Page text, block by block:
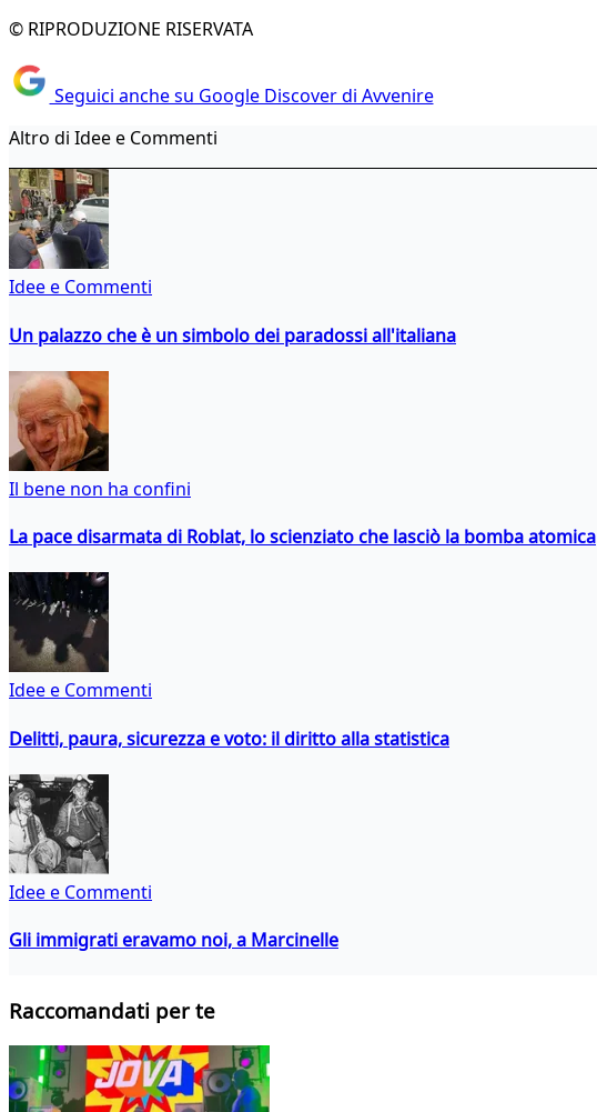
© RIPRODUZIONE RISERVATA
Seguici anche su Google Discover di Avvenire
Altro di Idee e Commenti
Idee e Commenti
Un palazzo che è un simbolo dei paradossi all'italiana
Il bene non ha confini
La pace disarmata di Roblat, lo scienziato che lasciò la bomba atomica
Idee e Commenti
Delitti, paura, sicurezza e voto: il diritto alla statistica
Idee e Commenti
Gli immigrati eravamo noi, a Marcinelle
Raccomandati per te